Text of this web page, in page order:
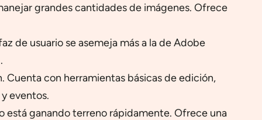
grandes cantidades de imágenes. Ofrece
de usuario se asemeja más a la de Adobe
con herramientas básicas de edición,
eventos.
está ganando terreno rápidamente. Ofrece una